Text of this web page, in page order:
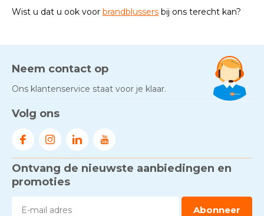
Wist u dat u ook voor brandblussers bij ons terecht kan?
Neem contact op
Ons klantenservice staat voor je klaar.
Volg ons
Ontvang de nieuwste aanbiedingen en
promoties
Abonneer